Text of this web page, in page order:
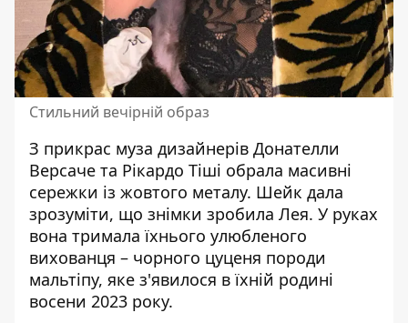
Стильний вечірній образ
З прикрас муза дизайнерів Донателли
Версаче та Рікардо Тіші обрала масивні
сережки із жовтого металу. Шейк дала
зрозуміти, що знімки зробила Лея. У руках
вона тримала їхнього улюбленого
вихованця – чорного цуценя породи
мальтіпу, яке з'явилося в їхній родині
восени 2023 року.